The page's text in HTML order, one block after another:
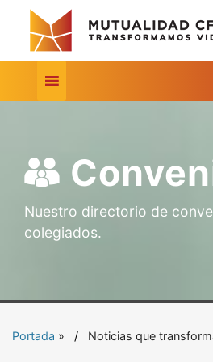
Nuestro directorio de
colegiados.
Portada » Noticias que